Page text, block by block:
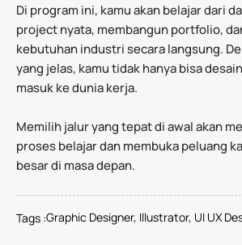
Di program ini, kamu akan belajar dari
project nyata, membangun portfolio,
kebutuhan industri secara langsung.
yang jelas, kamu tidak hanya bisa
masuk ke dunia kerja.
Memilih jalur yang tepat di awal akan
proses belajar dan membuka peluang
besar di masa depan.
Tags :Graphic Designer, Illustrator, UI UX